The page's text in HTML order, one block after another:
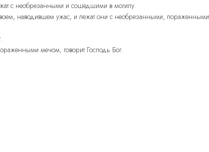
с необрезанными и сошедшими в могилу.
наводившем ужас, и лежат они с необрезанными,
мечом, говорит Господь Бог.